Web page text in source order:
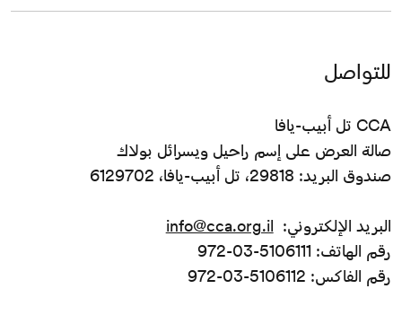
للتواصل
CCA تل أبيب-يافا
صالة العرض على إسم راحيل ويسرائل بولاك
صندوق البريد: 29818، تل أبيب-يافا، 6129702
البريد الإلكتروني: info@cca.org.il
رقم الهاتف: 5106111-03-972
رقم الفاكس: 5106112-03-972